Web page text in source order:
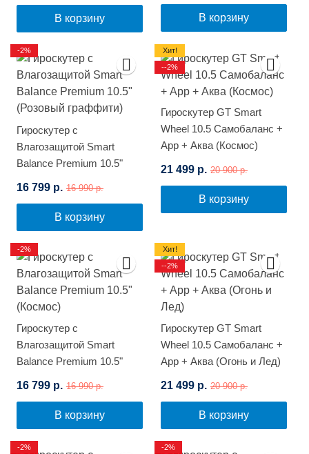
В корзину В корзину
Гироскутер с
Влагозащитой Smart
Balance Premium 10.5"
(Розовый граффити)
16 799 р. 16 990 р.
В корзину
-2%
Гироскутер GT Smart
Wheel 10.5 Самобаланс +
App + Аква (Космос)
21 499 р. 20 900 р.
В корзину
Хит!
--2%
Гироскутер с
Влагозащитой Smart
Balance Premium 10.5"
(Космос)
16 799 р. 16 990 р.
В корзину
-2%
Гироскутер GT Smart
Wheel 10.5 Самобаланс +
App + Аква (Огонь и Лед)
21 499 р. 20 900 р.
В корзину
Хит!
--2%
-2% -2%